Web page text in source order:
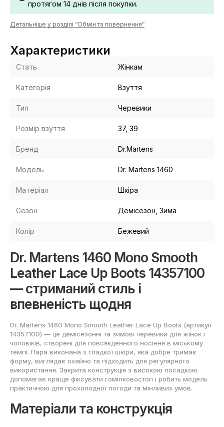
протягом 14 днів після покупки.
Детальніше у розділі “Обмін та повернення”
Характеристики
Стать Жінкам
Категорія Взуття
Тип Черевики
Розмір взуття 37, 39
Бренд Dr.Martens
Модель Dr. Martens 1460
Матеріал Шкіра
Сезон Демісезон, Зима
Колір Бежевий
Dr. Martens 1460 Mono Smooth
Leather Lace Up Boots 14357100
— стриманий стиль і
впевненість щодня
Dr. Martens 1460 Mono Smooth Leather Lace Up Boots (артикул
14357100) — це демісезонні та зимові черевики для жінок і
чоловіків, створені для повсякденного носіння в міському
темпі. Пара виконана з гладкої шкіри, яка добре тримає
форму, виглядає охайно та підходить для регулярного
використання. Закрита конструкція з високою посадкою
допомагає краще фіксувати гомілковостоп і робить модель
практичною для прохолодної погоди та мінливих умов.
Матеріали та конструкція